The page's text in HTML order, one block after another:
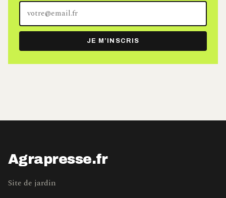
Votre
adresse
e-
mail
JE M’INSCRIS
Agrapresse.fr
Site de jardin